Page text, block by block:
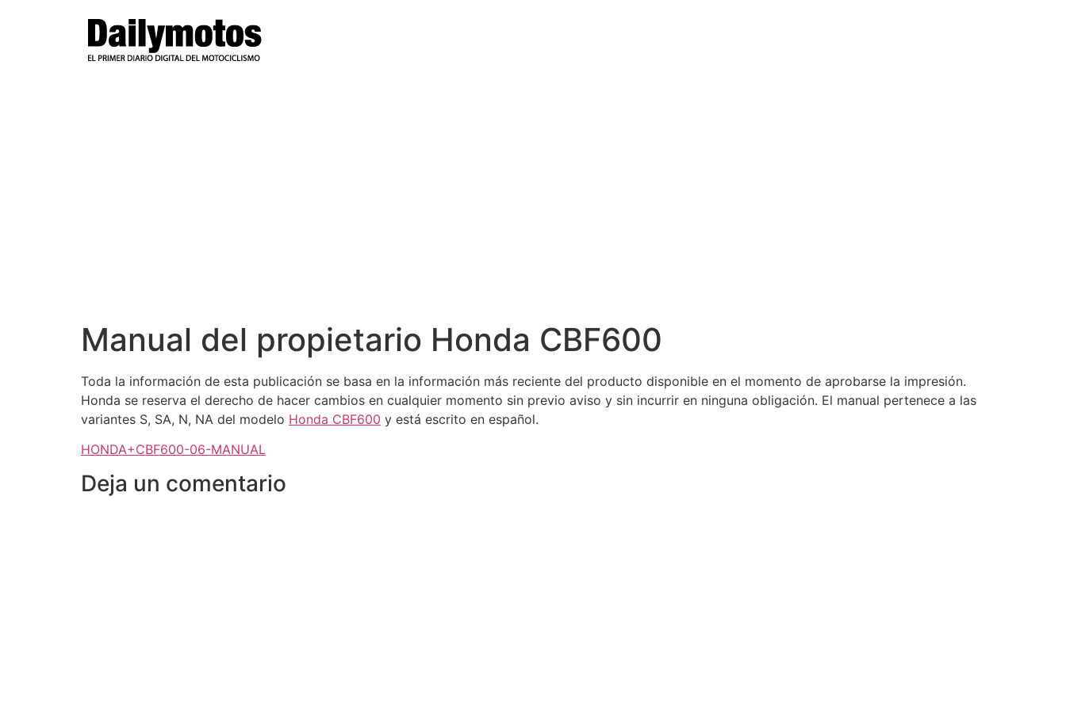
Manual del propietario Honda CBF600
Toda la información de esta publicación se basa en la información más reciente del producto disponible en el momento de aprobarse la impresión.
Honda se reserva el derecho de hacer cambios en cualquier momento sin previo aviso y sin incurrir en ninguna obligación. El manual pertenece a las
variantes S, SA, N, NA del modelo Honda CBF600 y está escrito en español.
HONDA+CBF600-06-MANUAL
Deja un comentario